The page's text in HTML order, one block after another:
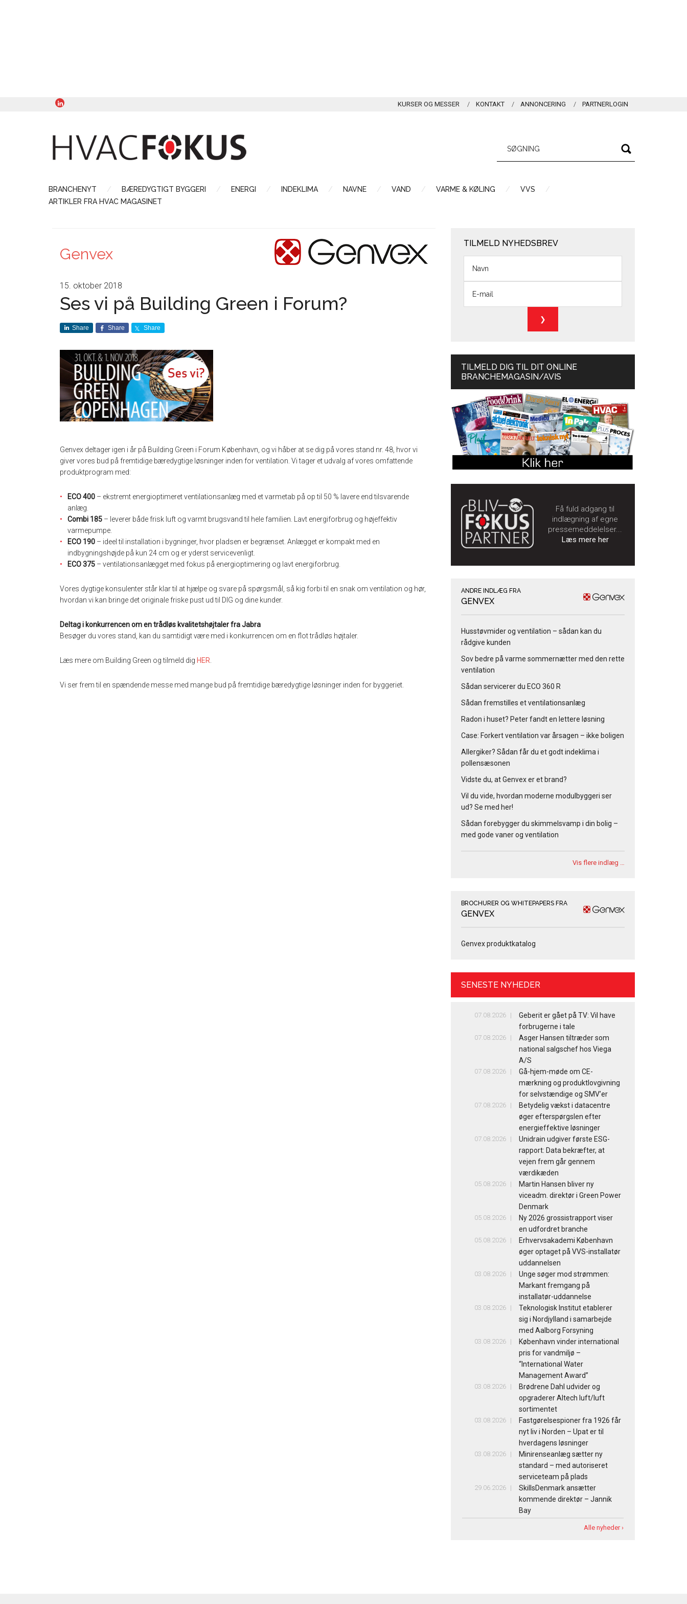
KURSER OG MESSER KONTAKT ANNONCERING PARTNERLOGIN
BRANCHENYT BÆREDYGTIGT BYGGERI ENERGI INDEKLIMA NAVNE VAND VARME & KØLING
VVS
ARTIKLER FRA HVAC MAGASINET
Genvex
15. oktober 2018
Ses vi på Building Green i Forum?
Share Share Share
Genvex deltager igen i år på Building Green i Forum København, og vi håber at se dig på vores stand nr. 48, hvor vi
giver vores bud på fremtidige bæredygtige løsninger inden for ventilation. Vi tager et udvalg af vores omfattende
produktprogram med:
ECO 400 – ekstremt energioptimeret ventilationsanlæg med et varmetab på op til 50 % lavere end tilsvarende
anlæg.
Combi 185 – leverer både frisk luft og varmt brugsvand til hele familien. Lavt energiforbrug og højeffektiv
varmepumpe.
ECO 190 – ideel til installation i bygninger, hvor pladsen er begrænset. Anlægget er kompakt med en
indbygningshøjde på kun 24 cm og er yderst servicevenligt.
ECO 375 – ventilationsanlægget med fokus på energioptimering og lavt energiforbrug.
Vores dygtige konsulenter står klar til at hjælpe og svare på spørgsmål, så kig forbi til en snak om ventilation og hør,
hvordan vi kan bringe det originale friske pust ud til DIG og dine kunder.
Deltag i konkurrencen om en trådløs kvalitetshøjtaler fra Jabra
Besøger du vores stand, kan du samtidigt være med i konkurrencen om en flot trådløs højtaler.
Læs mere om Building Green og tilmeld dig HER.
Vi ser frem til en spændende messe med mange bud på fremtidige bæredygtige løsninger inden for byggeriet.
TILMELD NYHEDSBREV
TILMELD DIG TIL DIT ONLINE
BRANCHEMAGASIN/AVIS
Få fuld adgang til
indlægning af egne
pressemeddelelser...
Læs mere her
ANDRE INDLÆG FRA
GENVEX
Husstøvmider og ventilation – sådan kan du
rådgive kunden
Sov bedre på varme sommernætter med den rette
ventilation
Sådan servicerer du ECO 360 R
Sådan fremstilles et ventilationsanlæg
Radon i huset? Peter fandt en lettere løsning
Case: Forkert ventilation var årsagen – ikke boligen
Allergiker? Sådan får du et godt indeklima i
pollensæsonen
Vidste du, at Genvex er et brand?
Vil du vide, hvordan moderne modulbyggeri ser
ud? Se med her!
Sådan forebygger du skimmelsvamp i din bolig –
med gode vaner og ventilation
Vis flere indlæg …
BROCHURER OG WHITEPAPERS FRA
GENVEX
Genvex produktkatalog
SENESTE NYHEDER
07.08.2026
Geberit er gået på TV: Vil have
forbrugerne i tale
07.08.2026
Asger Hansen tiltræder som
national salgschef hos Viega
A/S
07.08.2026
Gå-hjem-møde om CE-
mærkning og produktlovgivning
for selvstændige og SMV’er
07.08.2026
Betydelig vækst i datacentre
øger efterspørgslen efter
energieffektive løsninger
07.08.2026
Unidrain udgiver første ESG-
rapport: Data bekræfter, at
vejen frem går gennem
værdikæden
05.08.2026
Martin Hansen bliver ny
viceadm. direktør i Green Power
Denmark
05.08.2026
Ny 2026 grossistrapport viser
en udfordret branche
05.08.2026
Erhvervsakademi København
øger optaget på VVS-installatør
uddannelsen
03.08.2026
Unge søger mod strømmen:
Markant fremgang på
installatør-uddannelse
03.08.2026
Teknologisk Institut etablerer
sig i Nordjylland i samarbejde
med Aalborg Forsyning
03.08.2026
København vinder international
pris for vandmiljø –
“International Water
Management Award”
03.08.2026
Brødrene Dahl udvider og
opgraderer Altech luft/luft
sortimentet
03.08.2026
Fastgørelsespioner fra 1926 får
nyt liv i Norden – Upat er til
hverdagens løsninger
03.08.2026
Minirenseanlæg sætter ny
standard – med autoriseret
serviceteam på plads
29.06.2026
SkillsDenmark ansætter
kommende direktør – Jannik
Bay
Alle nyheder ›